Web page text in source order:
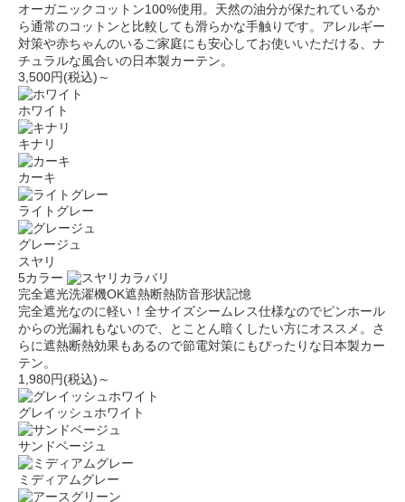
オーガニックコットン100%使用。天然の油分が保たれているか
ら通常のコットンと比較しても滑らかな手触りです。アレルギー
対策や赤ちゃんのいるご家庭にも安心してお使いいただける、ナ
チュラルな風合いの日本製カーテン。
3,500円(税込)～
ホワイト
キナリ
カーキ
ライトグレー
グレージュ
スヤリ
5カラー
完全遮光洗濯機OK遮熱断熱防音形状記憶
完全遮光なのに軽い！全サイズシームレス仕様なのでピンホール
からの光漏れもないので、とことん暗くしたい方にオススメ。さ
らに遮熱断熱効果もあるので節電対策にもぴったりな日本製カー
テン。
1,980円(税込)～
グレイッシュホワイト
サンドベージュ
ミディアムグレー